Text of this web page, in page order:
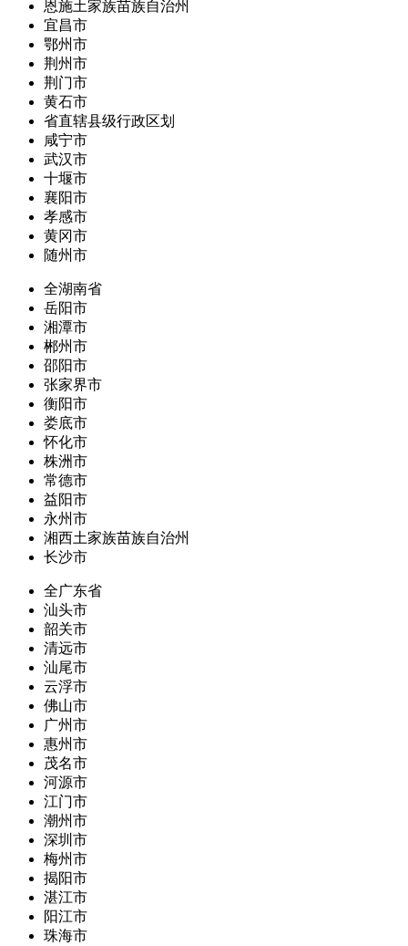
恩施土家族苗族自治州
宜昌市
鄂州市
荆州市
荆门市
黄石市
省直辖县级行政区划
咸宁市
武汉市
十堰市
襄阳市
孝感市
黄冈市
随州市
全湖南省
岳阳市
湘潭市
郴州市
邵阳市
张家界市
衡阳市
娄底市
怀化市
株洲市
常德市
益阳市
永州市
湘西土家族苗族自治州
长沙市
全广东省
汕头市
韶关市
清远市
汕尾市
云浮市
佛山市
广州市
惠州市
茂名市
河源市
江门市
潮州市
深圳市
梅州市
揭阳市
湛江市
阳江市
珠海市